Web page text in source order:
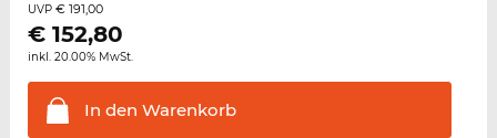
UVP € 191,00
€ 152,80
inkl. 20.00% MwSt.
In den Warenkorb